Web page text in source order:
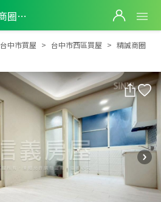
精誠商圈美兩房
精誠商圈美兩房
台中市買屋 台中市西區買屋
精誠商圈